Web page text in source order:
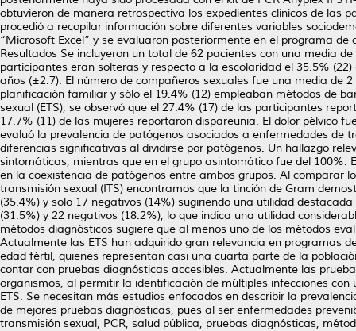
obtuvieron de manera retrospectiva los expedientes clínicos de las
procedió a recopilar información sobre diferentes variables
“Microsoft Excel” y se evaluaron posteriormente en el programa
Resultados Se incluyeron un total de 62 pacientes con una media
participantes eran solteras y respecto a la escolaridad el 35.5%
años (±2.7). El número de compañeros sexuales fue una media de
planificación familiar y sólo el 19.4% (12) empleaban métodos de
sexual (ETS), se observó que el 27.4% (17) de las participantes
17.7% (11) de las mujeres reportaron dispareunia. El dolor pélvico
evaluó la prevalencia de patógenos asociados a enfermedades de
diferencias significativas al dividirse por patógenos. Un hallazgo
sintomáticas, mientras que en el grupo asintomático fue del 100%.
en la coexistencia de patógenos entre ambos grupos. Al comparar
transmisión sexual (ITS) encontramos que la tinción de Gram
(35.4%) y solo 17 negativos (14%) sugiriendo una utilidad
(31.5%) y 22 negativos (18.2%), lo que indica una utilidad
métodos diagnósticos sugiere que al menos uno de los métodos
Actualmente las ETS han adquirido gran relevancia en programas
edad fértil, quienes representan casi una cuarta parte de la
contar con pruebas diagnósticas accesibles. Actualmente las
organismos, al permitir la identificación de múltiples infecciones
ETS. Se necesitan más estudios enfocados en describir la
de mejores pruebas diagnósticas, pues al ser enfermedades
transmisión sexual, PCR, salud pública, pruebas diagnósticas,